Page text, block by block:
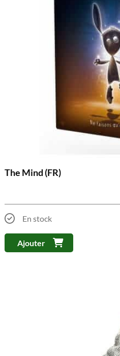
The Mind (FR)
En stock
Ajouter